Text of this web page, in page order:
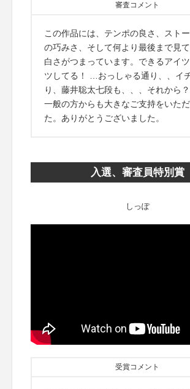
審査コメント
この作品には、テンポの良さ、スト
の巧みさ、そして何より最後まで見
白さがつまっています。できるアイ
ツしてる！ …おっしゃる通り、、イ
り、藤井聡太七段も、、、それから？
一般の方からも大きなご支持をいた
た。ありがとうございました。
入選、審査員特別賞
しっぽ
受賞コメント